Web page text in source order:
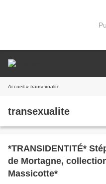
Accueil » transexualite
transexualite
*TRANSIDENTITÉ*
de Mortagne,
Massicotte*